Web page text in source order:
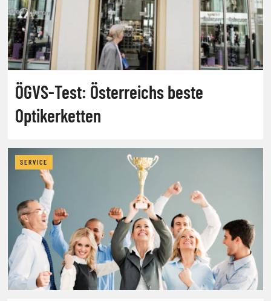
ÖGVS-Test: Österreichs beste
Optikerketten
SERVICE